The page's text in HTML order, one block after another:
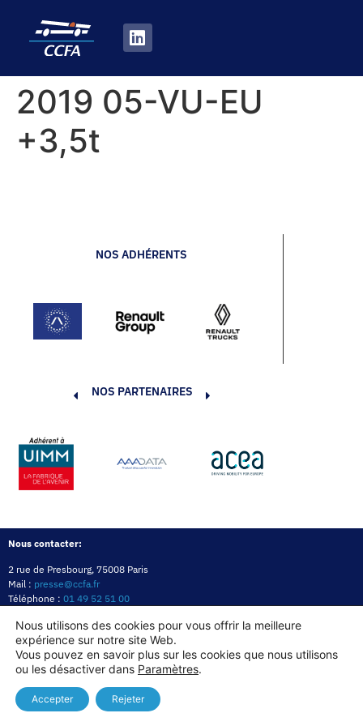
2019 05-VU-EU
+3,5t
NOS ADHÉRENTS
NOS PARTENAIRES
Nous contacter:
2 rue de Presbourg, 75008 Paris
Mail : presse@ccfa.fr
Téléphone : 01 49 52 51 00
Politique de confidentialitéMentions légales
Copyright© 2026
Nous utilisons des cookies pour vous offrir la meilleure
expérience sur notre site Web.
Vous pouvez en savoir plus sur les cookies que nous utilisons
ou les désactiver dans Paramètres.
Accepter Rejeter